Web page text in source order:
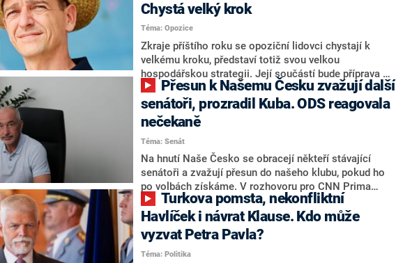
V čele státu pak podle něj nemůže být člověk, který by
střetem zájmů omezoval čerpání financí a rozvoj,
dodal. Řešení u Andreje Babiše ale hodnotit nechtěl.
Chystá velký krok
Téma: Opozice
Zkraje příštího roku se opoziční lidovci chystají k
velkému kroku, představí totiž svou velkou
hospodářskou strategii. Její součástí bude příprava na
stárnutí populace, řekl ve středu na setkání s novináři
nový předseda lidovců Jan Grolich. Ten zároveň v
senátních volbách kandiduje ve Vyškově. Popsal i
aktivitu opozice, o níž vládní strany nebo političtí
komentátoři mluví jako o slabé a v defenzivě. „Je to
úmorná práce upozorňovat na chyby vlády. Ministři s
námi navíc nechodí do debat. Chceme ale ukazovat
svoje témata,“ odpověděl Grolich na dotaz CNN Prima
NEWS.
senátoři, prozradil Kuba. ODS reagovala
nečekaně
Téma: Senát
Na hnutí Naše Česko se obracejí někteří stávající
senátoři a zvažují přesun do našeho klubu, pokud ho
po volbách získáme. V rozhovoru pro CNN Prima
NEWS to řekl zakladatel hnutí a jihočeský hejtman
Martin Kuba. Konkrétní nebyl, ale získat by takto mohl
například senátora Zdeňka Hrabu, který je dnes
součástí klubu ODS a TOP 09. Hraba to na dotaz
redakce nevyloučil. Předseda klubu senátorů ODS
Havlíček i návrat Klause. Kdo může
vyzvat Petra Pavla?
Téma: Politika